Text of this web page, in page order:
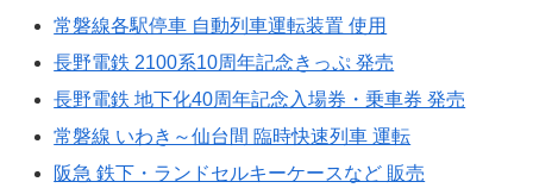
常磐線各駅停車 自動列車運転装置 使用
長野電鉄 2100系10周年記念きっぷ 発売
長野電鉄 地下化40周年記念入場券・乗車券 発売
常磐線 いわき～仙台間 臨時快速列車 運転
阪急 鉄下・ランドセルキーケースなど 販売